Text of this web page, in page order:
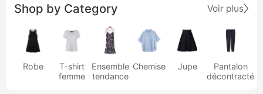
Shop by Category Voir plus
Robe
T-shirt
femme
Ensemble
tendance
Chemise Jupe
Pantalon
décontracté